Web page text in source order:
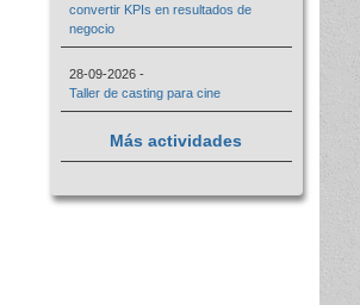
convertir KPIs en resultados de
negocio
28-09-2026 -
Taller de casting para cine
Más actividades